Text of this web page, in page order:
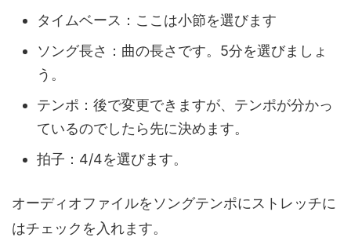
タイムベース：ここは小節を選びます
ソング長さ：曲の長さです。5分を選びましょ
う。
テンポ：後で変更できますが、テンポが分かっ
ているのでしたら先に決めます。
拍子：4/4を選びます。
オーディオファイルをソングテンポにストレッチに
はチェックを入れます。